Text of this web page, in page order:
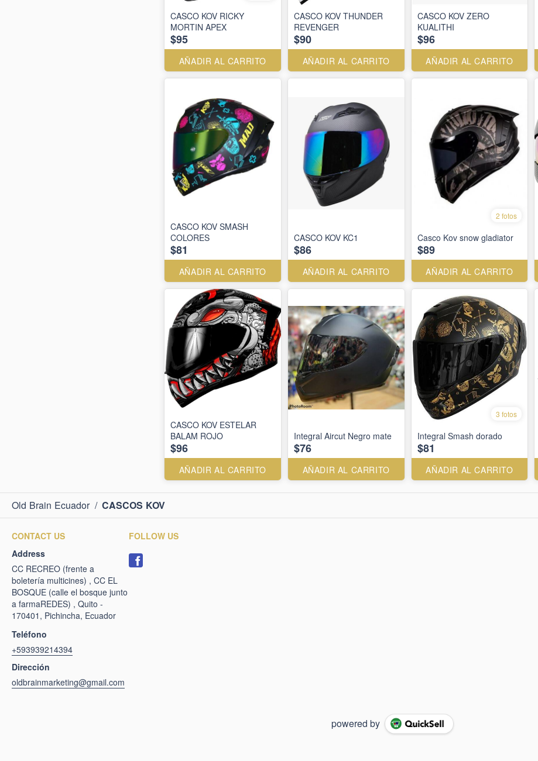
CASCO KOV RICKY
MORTIN APEX
$95
AÑADIR AL CARRITO
CASCO KOV THUNDER
REVENGER
$90
AÑADIR AL CARRITO
CASCO KOV ZERO
KUALITHI
$96
AÑADIR AL CARRITO
CASCO KOV SMASH
COLORES
$81
AÑADIR AL CARRITO
CASCO KOV KC1
$86
AÑADIR AL CARRITO
2 fotos
Casco Kov snow gladiator
$89
AÑADIR AL CARRITO
CASCO KOV ESTELAR
BALAM ROJO
$96
AÑADIR AL CARRITO
Integral Aircut Negro mate
$76
AÑADIR AL CARRITO
3 fotos
Integral Smash dorado
$81
AÑADIR AL CARRITO
Old Brain Ecuador / CASCOS KOV
CONTACT US
Address
CC RECREO (frente a
boletería multicines) , CC EL
BOSQUE (calle el bosque junto
a farmaREDES) , Quito -
170401, Pichincha, Ecuador
Teléfono
+593939214394
Dirección
oldbrainmarketing@gmail.com
FOLLOW US
powered by